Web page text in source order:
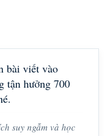
bài viết vào
tận hưởng 700
suy ngẫm và học